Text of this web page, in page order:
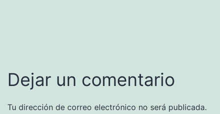
Dejar un comentario
Tu dirección de correo electrónico no será publicada.